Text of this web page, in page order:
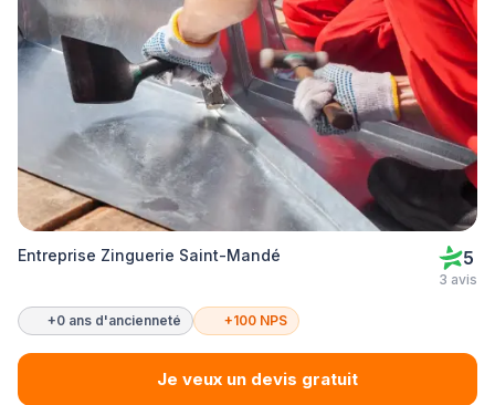
Entreprise Zinguerie Saint-Mandé 5
3 avis
+0 ans d'ancienneté +100 NPS
Je veux un devis gratuit